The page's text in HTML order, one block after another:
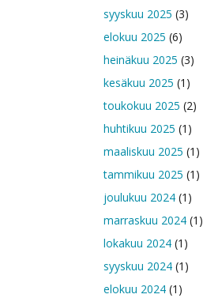
syyskuu 2025 (3)
elokuu 2025 (6)
heinäkuu 2025 (3)
kesäkuu 2025 (1)
toukokuu 2025 (2)
huhtikuu 2025 (1)
maaliskuu 2025 (1)
tammikuu 2025 (1)
joulukuu 2024(1)
marraskuu 2024(1)
lokakuu 2024(1)
syyskuu 2024(1)
elokuu 2024(1)